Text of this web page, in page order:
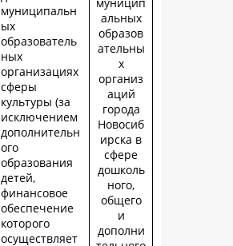
муниципальн
ых
образователь
ных
организациях
сферы
культуры (за
исключением
дополнительн
ого
образования
детей,
финансовое
обеспечение
которого
осуществляет
альных
образов
ательны
х
организ
аций
города
Новосиб
ирска в
сфере
дошколь
ного,
общего
и
дополни